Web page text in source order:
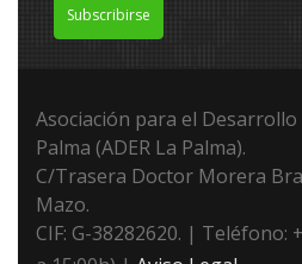
Subscribirse
Asociación para el Desarrollo
Palma (ADER La Palma).
C/Trasera Doctor Morera
Mazo.
CIF: G-38282620. | Teléfono: